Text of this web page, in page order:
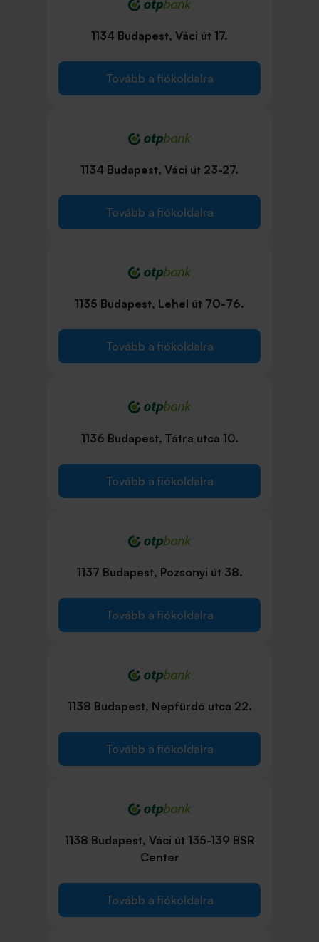
1134 Budapest, Váci út 17.
Tovább a fiókoldalra
1134 Budapest, Váci út 23-27.
Tovább a fiókoldalra
1135 Budapest, Lehel út 70-76.
Tovább a fiókoldalra
1136 Budapest, Tátra utca 10.
Tovább a fiókoldalra
1137 Budapest, Pozsonyi út 38.
Tovább a fiókoldalra
1138 Budapest, Népfürdő utca 22.
Tovább a fiókoldalra
1138 Budapest, Váci út 135-139 BSR
Center
Tovább a fiókoldalra